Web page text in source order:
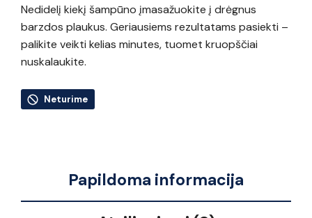
Nedidelį kiekį šampūno įmasažuokite į drėgnus
barzdos plaukus. Geriausiems rezultatams pasiekti –
palikite veikti kelias minutes, tuomet kruopščiai
nuskalaukite.
Neturime
Papildoma informacija